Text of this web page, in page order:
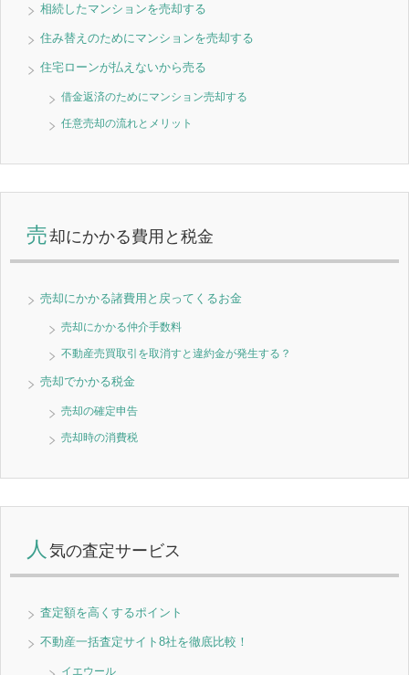
相続したマンションを売却する
住み替えのためにマンションを売却する
住宅ローンが払えないから売る
借金返済のためにマンション売却する
任意売却の流れとメリット
売却にかかる費用と税金
売却にかかる諸費用と戻ってくるお金
売却にかかる仲介手数料
不動産売買取引を取消すと違約金が発生する？
売却でかかる税金
売却の確定申告
売却時の消費税
人 気の査定サービス
査定額を高くするポイント
不動産一括査定サイト8社を徹底比較！
イエウール